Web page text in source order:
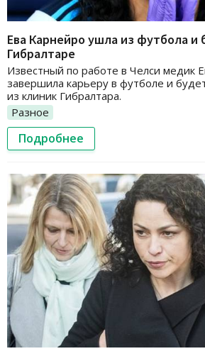
Ева Карнейро ушла из футбола и
Гибралтаре
Известный по работе в Челси медик
завершила карьеру в футболе и
из клиник Гибралтара.
Разное
Подробнее